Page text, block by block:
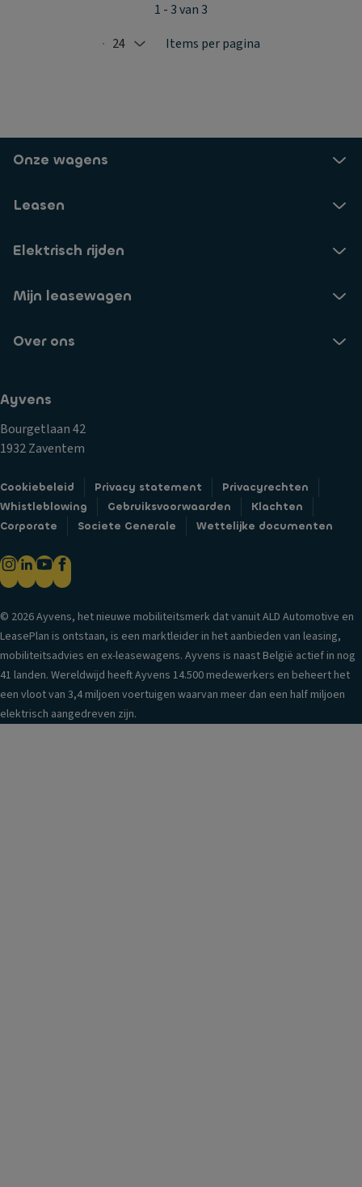
Selected: 24
24 Items per pagina
1 - 3 van 3
Onze wagens
Leasen
Elektrisch rijden
Mijn leasewagen
Over ons
Ayvens
Bourgetlaan 42
1932 Zaventem
Cookiebeleid Privacy statement
Privacyrechten
Whistleblowing
Gebruiksvoorwaarden
Klachten
Corporate
Societe Generale Wettelijke documenten
© 2026 Ayvens, het nieuwe mobiliteitsmerk dat vanuit ALD Automotive en
LeasePlan is ontstaan, is een marktleider in het aanbieden van leasing,
mobiliteitsadvies en ex-leasewagens. Ayvens is naast België actief in nog
41 landen. Wereldwijd heeft Ayvens 14.500 medewerkers en beheert het
een vloot van 3,4 miljoen voertuigen waarvan meer dan een half miljoen
elektrisch aangedreven zijn.